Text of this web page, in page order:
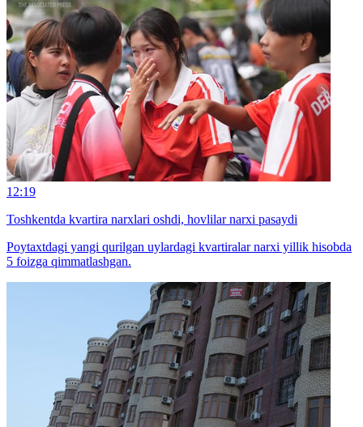
12:19
Toshkentda kvartira narxlari oshdi, hovlilar narxi pasaydi
Poytaxtdagi yangi qurilgan uylardagi kvartiralar narxi yillik hisobda
5 foizga qimmatlashgan.